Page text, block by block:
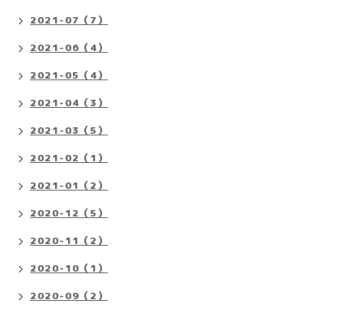
2021-07（7）
2021-06（4）
2021-05（4）
2021-04（3）
2021-03（5）
2021-02（1）
2021-01（2）
2020-12（5）
2020-11（2）
2020-10（1）
2020-09（2）